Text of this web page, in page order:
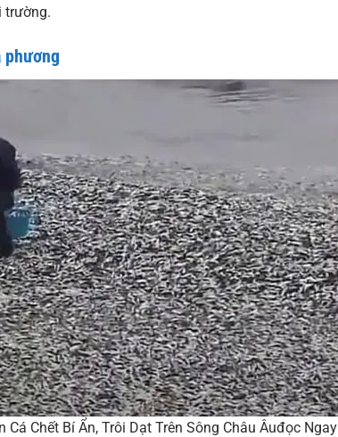
trường.
phương
Cá Chết Bí Ẩn, Trôi Dạt Trên Sông Châu Âuđọc Ngay